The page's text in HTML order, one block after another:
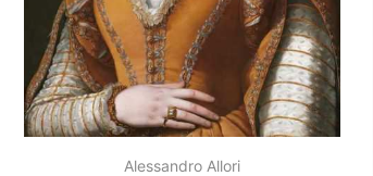
Alessandro Allori